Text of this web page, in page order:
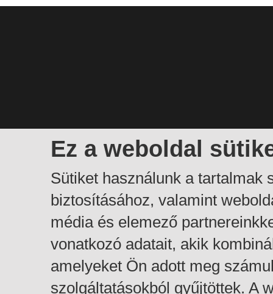
Ez a weboldal
Sütiket használunk a tartalmak
biztosításához, valamint
média és elemező
vonatkozó adatait, akik
amelyeket Ön adott meg
szolgáltatásokból gyűjtöttek. A